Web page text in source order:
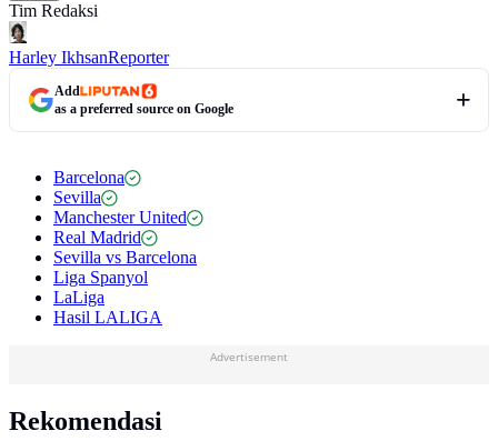
Tim Redaksi
Harley IkhsanReporter
Add
as a preferred source on Google
Barcelona
Sevilla
Manchester United
Real Madrid
Sevilla vs Barcelona
Liga Spanyol
LaLiga
Hasil LALIGA
Advertisement
Rekomendasi